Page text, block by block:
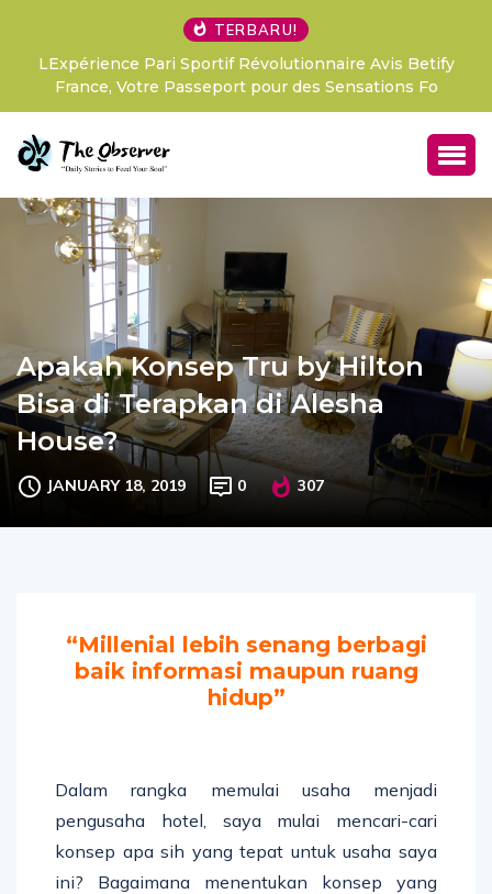
TERBARU!
LExpérience Pari Sportif Révolutionnaire Avis Betify
France, Votre Passeport pour des Sensations Fo
Apakah Konsep Tru by Hilton
Bisa di Terapkan di Alesha
House?
JANUARY 18, 2019 0 307
“Millenial lebih senang berbagi
baik informasi maupun ruang
hidup”
Dalam rangka memulai usaha menjadi
pengusaha hotel, saya mulai mencari-cari
konsep apa sih yang tepat untuk usaha saya
ini? Bagaimana menentukan konsep yang